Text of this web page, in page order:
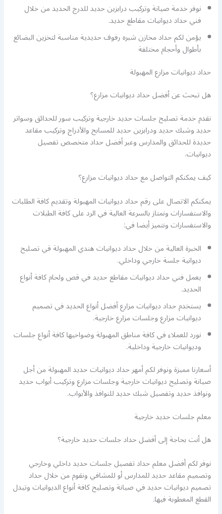
نوفر خدمة صيانة وتركيب درابزين حديد للدرج الحديد من خلال
فني حداد ديوانيات مقاطع حديد.
يؤمن لكم حداد مخازن شبره رفوف حديدية مناسبة لتخزين البضائع
بأطوال وأحجام مختلفة
حداد ديوانيات مزارع المهبولة
هل تبحث عن أفضل حداد ديوانيات مزارع؟
نقدم خدمة تصليح جلسات حديد خارجية وتركيب سور للحدائق وسواتر
حديد وشبك حديد ودرابزين حديد للمسابح والأدراج وتركيب مقاعد
حديدة للحدائق والمدارس وعبر أفضل حداد متخصص تفصيل
ديوانيات.
كيف يمكنكم التواصل مع حداد ديوانيات مزارع؟
يمكنكم الاتصال على رقم حداد ديوانيات المهبولة وتقديم كافة الطلبات
والاستفسارات ونمتاز بالسرعة العالية في الرد على كافة الطبلات
والاستفسارات ونتميز أيضا في:
الخبرة العالية من خلال حداد ديوانيات هندي المهبولة قي تصليح
ديوانية جلسة خارجي وداخلي.
يعمل فني حداد ديوانيات مقاطع حديد في قص ولحام كافة أنواع
الحديد.
يستخدم حداد ديوانيات مزارع أفضل أنواع الحديد في تصميم
ديوانيات مزارع وجلسات مزارع خارجية.
نورد للعملاء في كافة مناطق المهبولة وضواحيها كافة أنواع جلسات
وديوانيات خارجية وداخلية.
أسعارنا مميزة ونوفر لكم أمهر حداد ديوانيات حديد المهبولة من أجل
صيانة وتصليح ديوانيات خارجية وجلسات مزارع وتركيب أبواب حديد
ونوافذ حديد وتفصيل شبك حديد للنوافذ والأبواب.
معلم جلسات حديد خارجية
هل أنت بحاجة إلى أفضل حداد جلسات حديد خارجية؟
نوفر لكم أفضل معلم حداد تفصيل جلسات حديد داخلي وخارجي
وتصميم مقاعد حديد للمدارس أو للمشافي ونقوم من خلال حداد
تصميم ديوانيات حديد في صيانة وتصليح كافة أنواع الديوانيات وتيدل
القطع المعطوبة فيها.